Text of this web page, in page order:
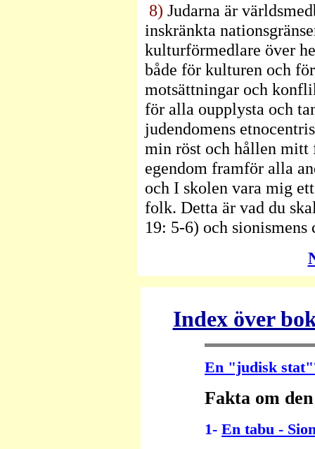
8) Judarna är
inskränkta
kulturförmedlare över
både för kulturen och
motsättningar och
för alla oupplysta och
judendomens
min röst och hållen mitt
egendom framför alla
och I skolen vara mig
folk. Detta är vad du
19: 5-6) och
Index över
En "judisk
Fakta om
1- En tabu -